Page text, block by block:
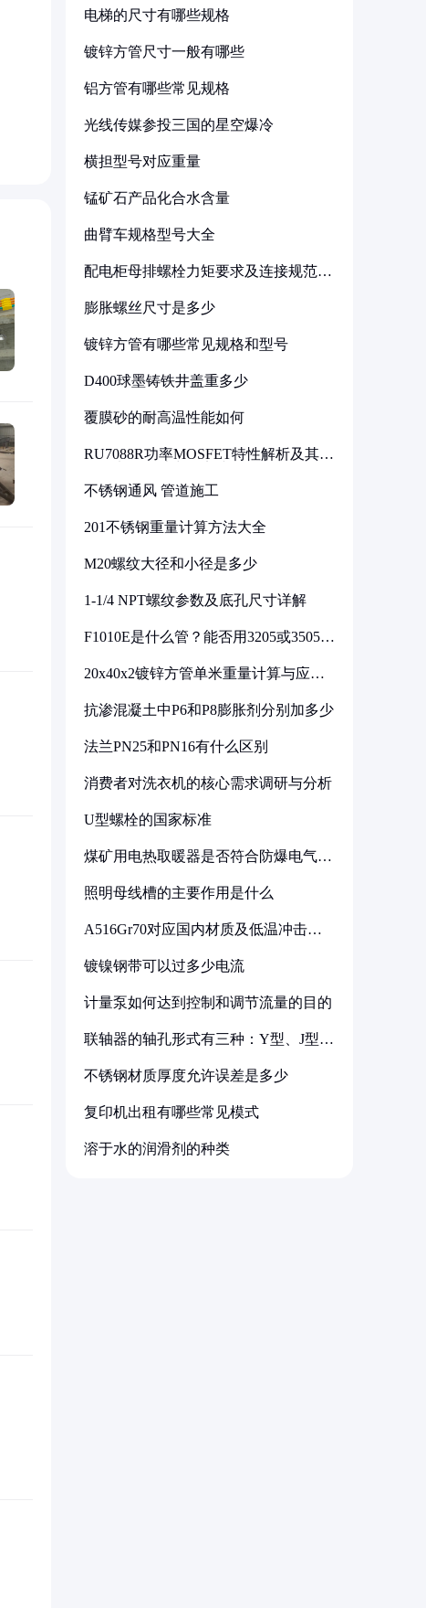
电梯的尺寸有哪些规格
镀锌方管尺寸一般有哪些
铝方管有哪些常见规格
光线传媒参投三国的星空爆冷
横担型号对应重量
锰矿石产品化合水含量
曲臂车规格型号大全
配电柜母排螺栓力矩要求及连接规范详
膨胀螺丝尺寸是多少
镀锌方管有哪些常见规格和型号
D400球墨铸铁井盖重多少
覆膜砂的耐高温性能如何
RU7088R功率MOSFET特性解析及其在
不锈钢通风 管道施工
201不锈钢重量计算方法大全
M20螺纹大径和小径是多少
1-1/4 NPT螺纹参数及底孔尺寸详解
F1010E是什么管？能否用3205或3505代
20x40x2镀锌方管单米重量计算与应用
抗渗混凝土中P6和P8膨胀剂分别加多少
法兰PN25和PN16有什么区别
消费者对洗衣机的核心需求调研与分析
U型螺栓的国家标准
煤矿用电热取暖器是否符合防爆电气设
照明母线槽的主要作用是什么
A516Gr70对应国内材质及低温冲击要
镀镍钢带可以过多少电流
计量泵如何达到控制和调节流量的目的
联轴器的轴孔形式有三种：Y型、J型、
不锈钢材质厚度允许误差是多少
复印机出租有哪些常见模式
溶于水的润滑剂的种类